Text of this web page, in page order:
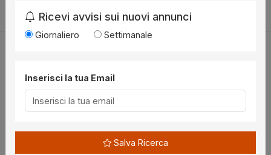
Utilità
Chi siamo
Disclaimer
Ricevi avvisi sui nuovi annunci
Giornaliero Settimanale
Inserisci la tua Email
Salva Ricerca